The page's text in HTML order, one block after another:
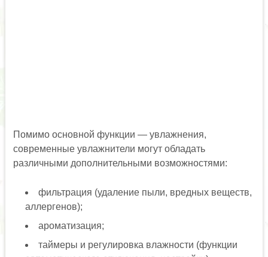
Помимо основной функции — увлажнения,
современные увлажнители могут обладать
различными дополнительными возможностями:
фильтрация (удаление пыли, вредных веществ,
аллергенов);
ароматизация;
таймеры и регулировка влажности (функции